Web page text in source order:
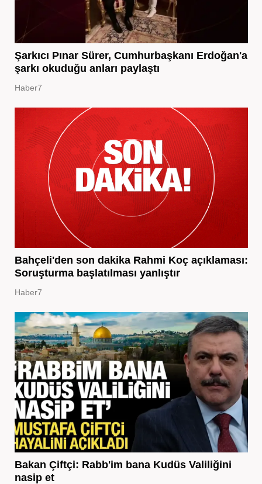
Şarkıcı Pınar Sürer, Cumhurbaşkanı Erdoğan'a
şarkı okuduğu anları paylaştı
Haber7
Bahçeli'den son dakika Rahmi Koç açıklaması:
Soruşturma başlatılması yanlıştır
Haber7
Bakan Çiftçi: Rabb'im bana Kudüs Valiliğini
nasip et